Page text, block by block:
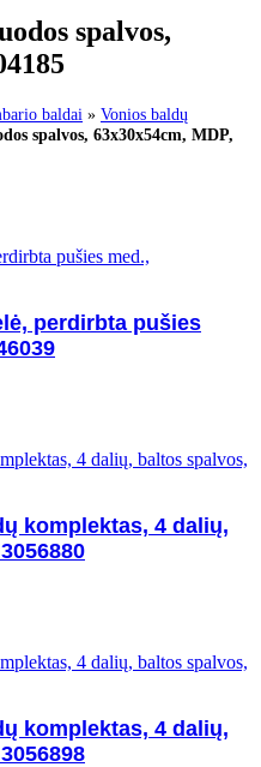
spalvos,
baldai » Vonios baldų
spalvos, 63x30x54cm, MDP,
perdirbta pušies
komplektas, 4 dalių,
komplektas, 4 dalių,